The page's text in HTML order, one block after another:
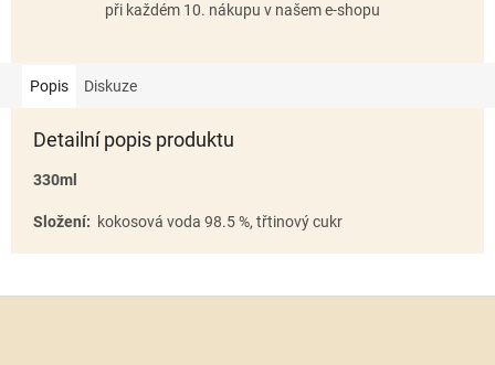
při každém 10. nákupu v našem e-shopu
Popis Diskuze
Detailní popis produktu
330ml
Složení: kokosová voda 98.5 %, třtinový cukr